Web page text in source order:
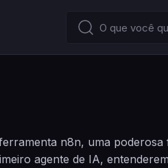
n8n, uma
agente de IA,